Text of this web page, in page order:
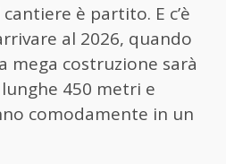
è partito. E c’è
al 2026, quando
mega costruzione sarà
450 metri e
comodamente in un